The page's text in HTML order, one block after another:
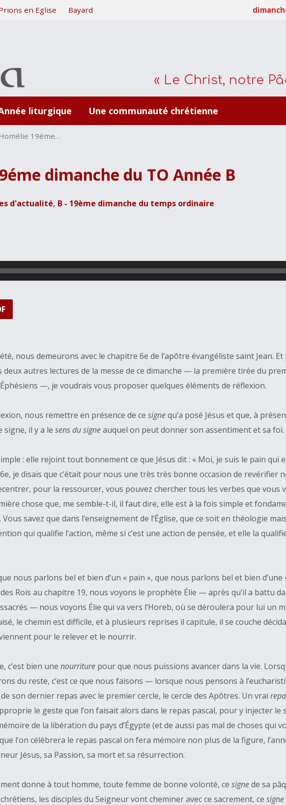
en Eglise Bayard
« Le Christ, notre
liturgique Une communauté chrétienne
19éme…
dimanche du TO Année B
d'actualité, B - 19ème dimanche du temps ordinaire
nous demeurons avec le chapitre 6e de l’apôtre évangéliste saint Jean.
autres lectures de la messe de ce dimanche — la première tirée du
—, je voudrais vous proposer quelques éléments de réflexion.
nous remettre en présence de ce signequ’a posé Jésus et que, à
signe, il y a le sens du signeauquel on peut donner son assentiment et sa foi.
: elle rejoint tout bonnement ce que Jésus dit : « Moi, je suis le pain qui
je disais que c’était pour nous une très très bonne occasion de revérifier
pour la ressourcer, vous pouvez chercher tous les verbes que vous
chose que, me semble-t-il, il faut dire, elle est à la fois simple et
. Vous savez que dans l’enseignement de l’Église, que ce soit en théologie
qui qualifie l’action, même si c’est une action de pensée, et elle la
nous parlons bel et bien d’un « pain », que nous parlons bel et bien
Rois au chapitre 19, nous voyons le prophète Élie — après qu’il a battu
— nous voyons Élie qui va vers l’Horeb, où se déroulera pour lui un
le chemin est difficile, et à plusieurs reprises il capitule, il se couche
pour le relever et le nourrir.
c’est bien une nourriture pour que nous puissions avancer dans la vie.
du reste, c’est ce que nous faisons — lorsque nous pensons à
son dernier repas avec le premier cercle, le cercle des Apôtres. Un vrai
le geste que l’on faisait alors dans le repas pascal, pour y injecter le
de la libération du pays d’Égypte (et de aussi pas mal de choses qui
l’on célèbrera le repas pascal on fera mémoire non plus de la figure,
Jésus, sa Passion, sa mort et sa résurrection.
donne à tout homme, toute femme de bonne volonté, ce signede sa
les disciples du Seigneur vont cheminer avec ce sacrement, ce